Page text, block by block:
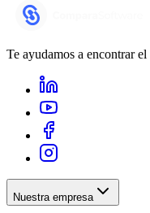
Te ayudamos a encontrar
Nuestra empresa